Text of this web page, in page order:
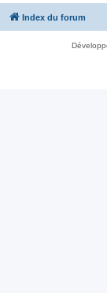
Index du forum